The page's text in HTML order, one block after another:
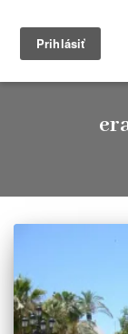
Timkablog